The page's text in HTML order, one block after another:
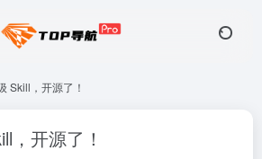
Skill，开源了！
，开源了！